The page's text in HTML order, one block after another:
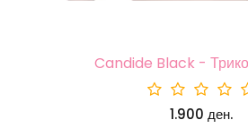
Candide Black - Трико
1.900 ден.